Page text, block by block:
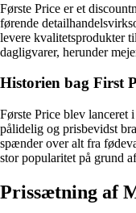
Første Price er et
førende
levere kvalitetsprodukter
dagligvarer, herunder
Historien bag First
Første Price blev lanceret
pålidelig og prisbevidst
spænder over alt fra
stor popularitet på grund
Prissætning af